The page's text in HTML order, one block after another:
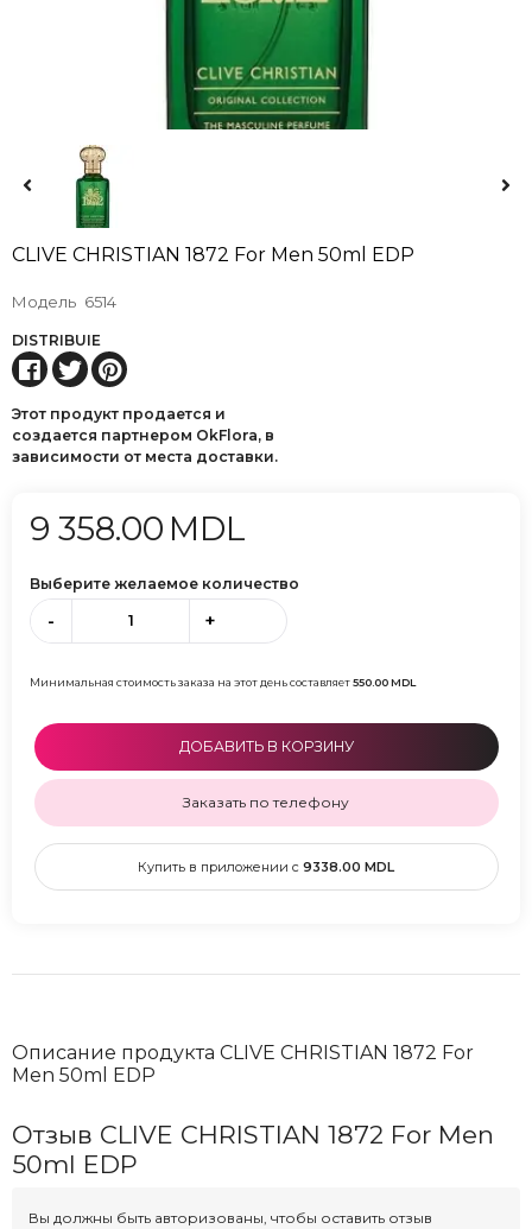
CLIVE CHRISTIAN 1872 For Men 50ml EDP
Модель 6514
DISTRIBUIE
Этот продукт продается и
создается партнером OkFlora, в
зависимости от места доставки.
9 358.00 MDL
Выберите желаемое количество
- +
Минимальная стоимость заказа на этот день составляет550.00MDL
ДОБАВИТЬ В КОРЗИНУ
Заказать по телефону
Купить в приложении с 9338.00 MDL
Описание продукта CLIVE CHRISTIAN 1872 For
Men 50ml EDP
Отзыв CLIVE CHRISTIAN 1872 For Men
50ml EDP
Вы должны быть авторизованы, чтобы оставить отзыв